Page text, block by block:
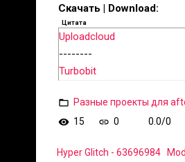
Скачать | Download:
Цитата
Uploadcloud
--------
Turbobit
Разные проекты для
15
0 0.0/0
Hyper Glitch - 63696984